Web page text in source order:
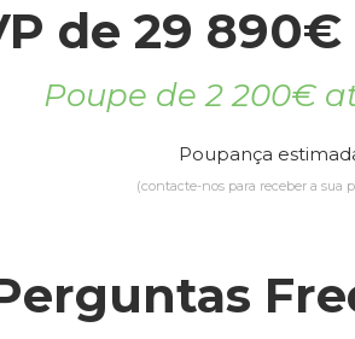
de 29
Poupe de 2 200€
Poupança
(contacte-nos para receber a sua